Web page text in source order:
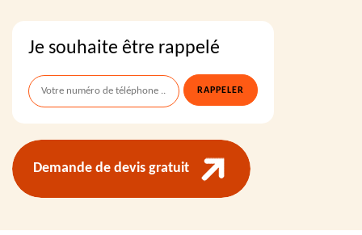
Je souhaite être rappelé
Demande de devis gratuit